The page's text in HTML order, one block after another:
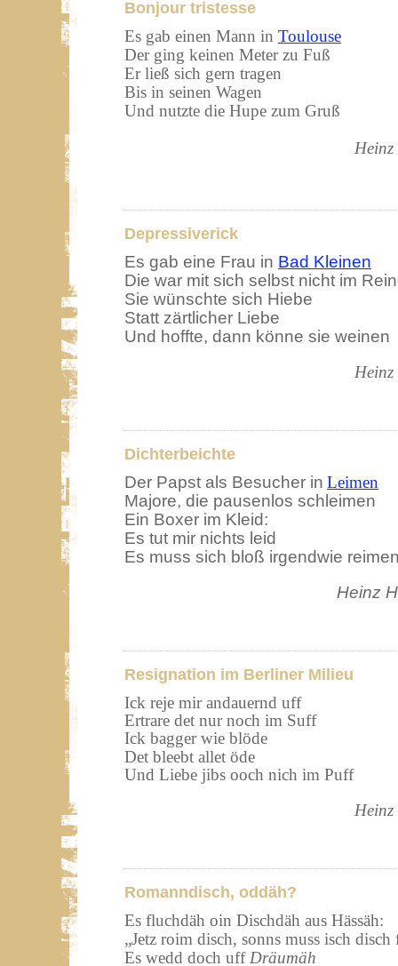
Bonjour tristesse
Es gab einen Mann in Toulouse
Der ging keinen Meter zu Fuß
Er ließ sich gern tragen
Bis in seinen Wagen
Und nutzte die Hupe zum Gruß
Depressiverick
Es gab eine Frau in Bad Kleinen
Die war mit sich selbst nicht im
Sie wünschte sich Hiebe
Statt zärtlicher Liebe
Und hoffte, dann könne sie weinen
Dichterbeichte
Der Papst als Besucher in Leimen
Majore, die pausenlos schleimen
Ein Boxer im Kleid:
Es tut mir nichts leid
Es muss sich bloß irgendwie
Heinz
Resignation im Berliner Milieu
Ick reje mir andauernd uff
Ertrare det nur noch im Suff
Ick bagger wie blöde
Det bleebt allet öde
Und Liebe jibs ooch nich im Puff
Romanndisch, oddäh?
Es fluchdäh oin Dischdäh aus Hässäh:
„Jetz roim disch, sonns muss isch disch
Es wedd doch uff Dräumäh